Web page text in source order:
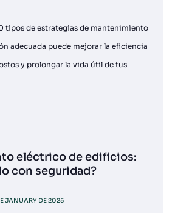
tipos de estrategias de mantenimiento
adecuada puede mejorar la eficiencia
y prolongar la vida útil de tus
eléctrico de edificios:
con seguridad?
JANUARY DE 2025